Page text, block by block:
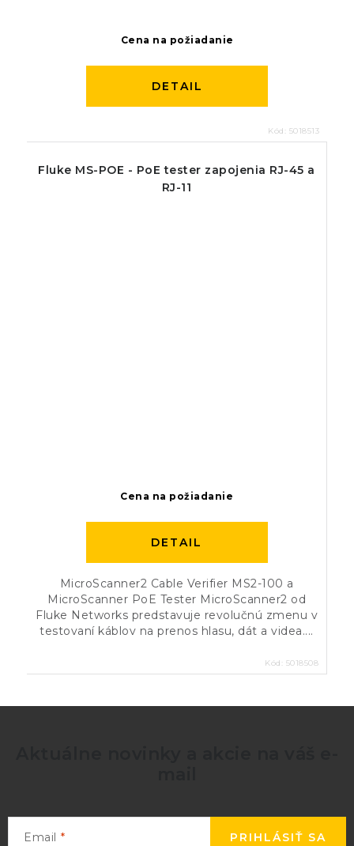
Cena na požiadanie
DETAIL
Kód: 5018513
Fluke MS-POE - PoE tester zapojenia RJ-45 a
RJ-11
Cena na požiadanie
DETAIL
MicroScanner2 Cable Verifier MS2-100 a
MicroScanner PoE Tester MicroScanner2 od
Fluke Networks predstavuje revolučnú zmenu v
testovaní káblov na prenos hlasu, dát a videa....
Kód: 5018508
Email PRIHLÁSIŤ SA